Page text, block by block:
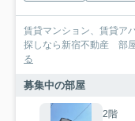
賃貸マンション、賃貸ア
探しなら新宿不動産 部
る
募集中の部屋
2階